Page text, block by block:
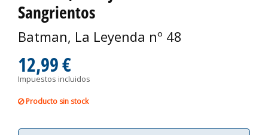
Sangrientos
Batman, La Leyenda nº 48
12,99 €
Impuestos incluidos
Producto sin stock